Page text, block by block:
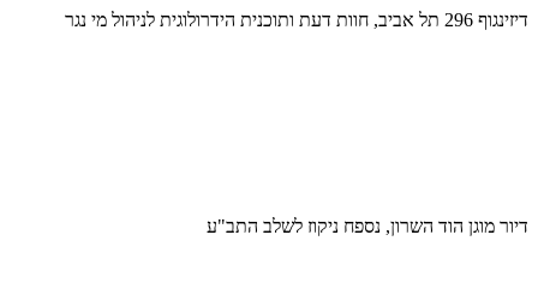
דיזינגוף 296 תל אביב, חוות דעת ותוכנית הידרולוגית לניהול מי נגר
דיור מוגן הוד השרון, נספח ניקוז לשלב התב"ע